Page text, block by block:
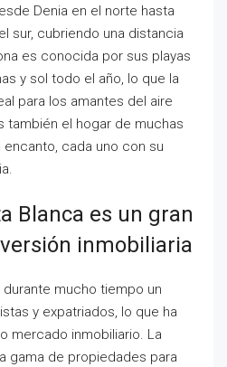
Denia en el norte hasta
sur, cubriendo una distancia
es conocida por sus playas
y sol todo el año, lo que la
para los amantes del aire
también el hogar de muchas
cada uno con su
Blanca es un gran
inmobiliaria
durante mucho tiempo un
y expatriados, lo que ha
mercado inmobiliario. La
gama de propiedades para